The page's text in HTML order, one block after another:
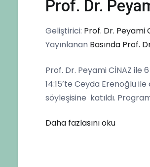
Prof. Dr.
Geliştirici: Prof. Dr. Peyami
Yayınlanan Basında Prof.
Prof. Dr. Peyami CİNAZ ile
14:15’te Ceyda Erenoğlu
söyleşisine katıldı.
Daha fazlasını oku